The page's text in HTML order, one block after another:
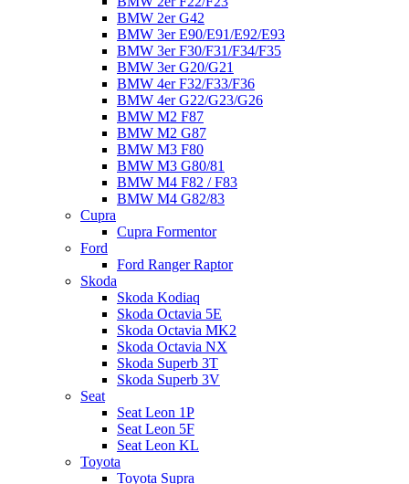
BMW 2er G42
BMW 3er E90/E91/E92/E93
BMW 3er F30/F31/F34/F35
BMW 3er G20/G21
BMW 4er F32/F33/F36
BMW 4er G22/G23/G26
BMW M2 F87
BMW M2 G87
BMW M3 F80
BMW M3 G80/81
BMW M4 F82 / F83
BMW M4 G82/83
Cupra
Cupra Formentor
Ford
Ford Ranger Raptor
Skoda
Skoda Kodiaq
Skoda Octavia 5E
Skoda Octavia MK2
Skoda Octavia NX
Skoda Superb 3T
Skoda Superb 3V
Seat
Seat Leon 1P
Seat Leon 5F
Seat Leon KL
Toyota
Toyota Supra